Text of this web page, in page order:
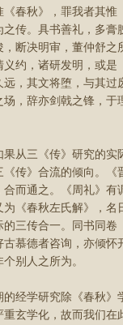
《春秋》，罪我者其
之传。具书善礼，多
，断决明审，董仲舒
义约，诸研发明，或
远，其文将堕，与其
场，辞亦剑戟之锋，
三《传》研究的实
《传》合流的倾向。
合而通之。《周礼》
为《春秋左氏解》，
的三传合一。同书同
古慕德者咨询，亦倾
别人之所为。
学研究除《春秋》
重玄学化，故而我们